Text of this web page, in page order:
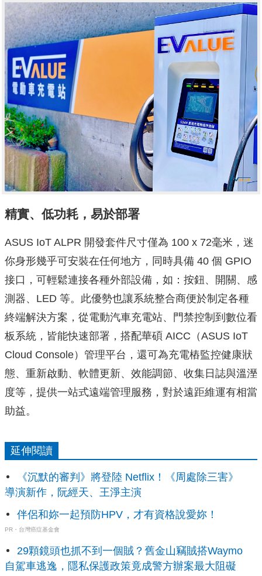
精實、低功耗，易於部署
ASUS IoT ALPR 開發套件尺寸僅為 100 x 72毫米，迷
你身形幾乎可安裝在任何地方，同時具備 40 個 GPIO
接口，可輕鬆連接各種外部設備，如：按鈕、開關、感
測器、LED 等。此優勢也讓系統整合商便於制定各種
終端解決方案，從電動汽車充電站、門禁控制到數位看
板系統，皆能快速部署，搭配華碩 AICC（ASUS IoT
Cloud Console）管理平台，還可為充電樁監控健康狀
態、重新啟動、軟體更新、效能調節、收集日誌與溫溼
度等，提供一站式遠端管理服務，對於遠距維運有相當
助益。
延伸閱讀
《沉默的審判》將登陸 Netflix！《周處除三害》
導演新作，阮經天、王淨主演
伴侶和妳一起預防HPV，才有資格說愛妳！
PR・台灣癌症基金會
29顆鏡頭也抓不到一個賊？舊金山竊賊搭Waymo
自駕車逃逸，隱私保護政策竟成警方辦案最大阻礙